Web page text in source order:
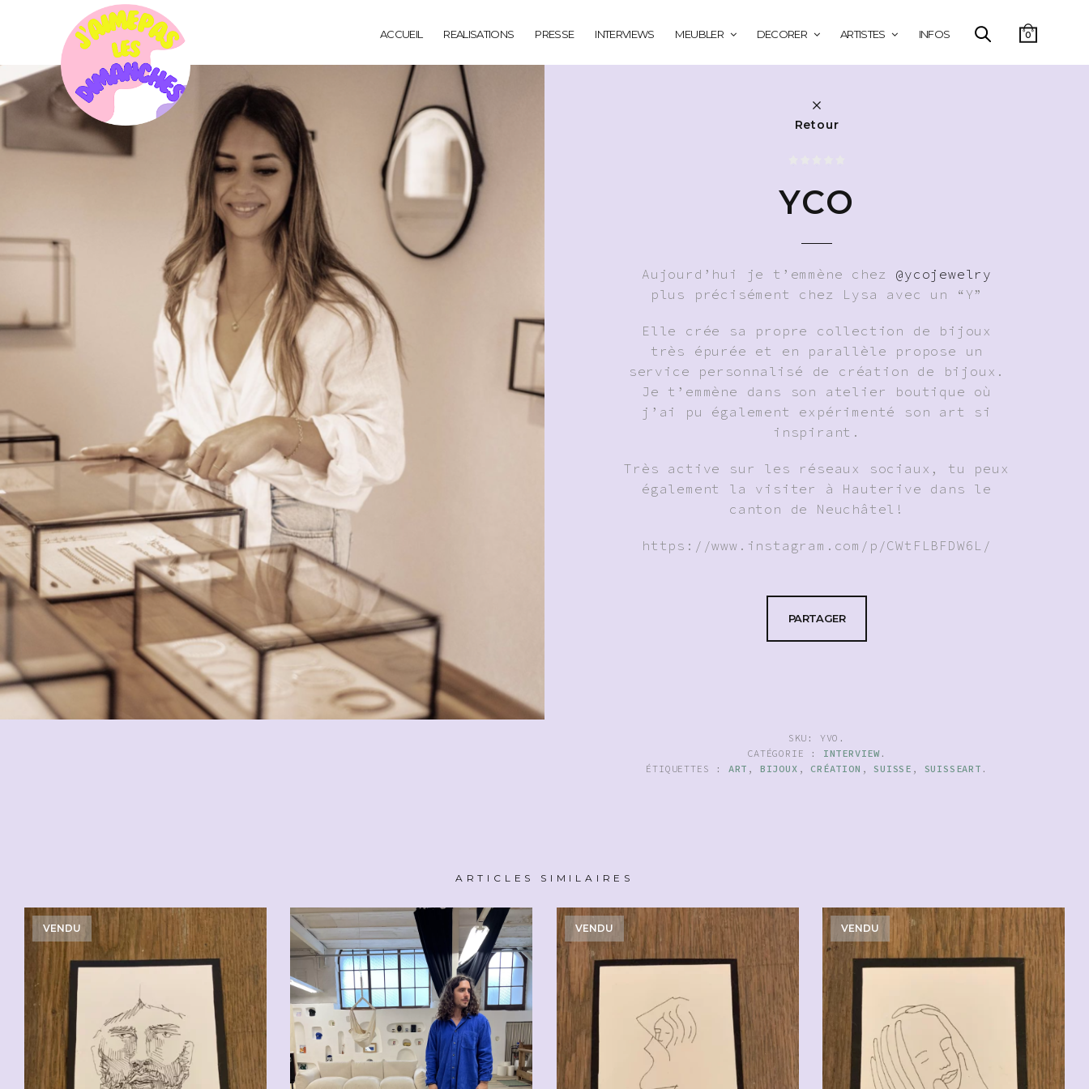
ACCUEIL REALISATIONS PRESSE INTERVIEWS MEUBLER DECORER ARTISTES INFOS 0
Retour
YCO
Aujourd’hui je t’emmène chez @ycojewelry
plus précisément chez Lysa avec un “Y”
Elle crée sa propre collection de bijoux
très épurée et en parallèle propose un
service personnalisé de création de bijoux.
Je t’emmène dans son atelier boutique où
j’ai pu également expérimenté son art si
inspirant.
Très active sur les réseaux sociaux, tu peux
également la visiter à Hauterive dans le
canton de Neuchâtel!
https://www.instagram.com/p/CWtFLBFDW6L/
PARTAGER
SKU: YVO .
CATÉGORIE : INTERVIEW.
ÉTIQUETTES : ART , BIJOUX , CRÉATION ,SUISSE , SUISSEART .
ARTICLES SIMILAIRES
VENDU VENDU VENDU